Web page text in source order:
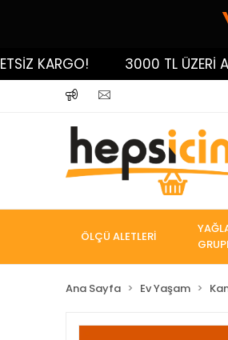
KARGO! 3000 TL ÜZERİ
ÖLÇÜ ALETLERİ
Ana Sayfa Ev Yaşam